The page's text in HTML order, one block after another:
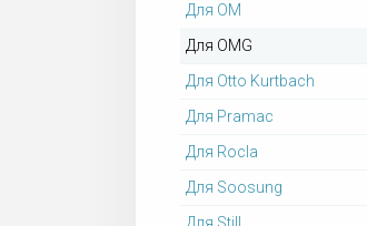
Для OM
Для OMG
Для Otto Kurtbach
Для Pramac
Для Rocla
Для Soosung